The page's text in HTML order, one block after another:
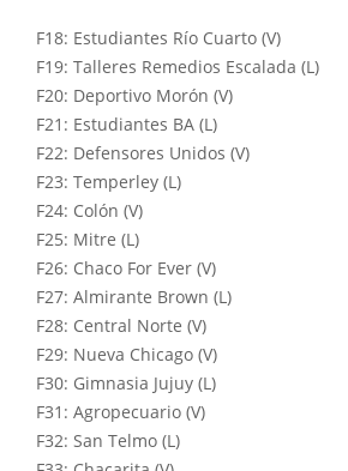
F18: Estudiantes Río Cuarto (V)
F19: Talleres Remedios Escalada (L)
F20: Deportivo Morón (V)
F21: Estudiantes BA (L)
F22: Defensores Unidos (V)
F23: Temperley (L)
F24: Colón (V)
F25: Mitre (L)
F26: Chaco For Ever (V)
F27: Almirante Brown (L)
F28: Central Norte (V)
F29: Nueva Chicago (V)
F30: Gimnasia Jujuy (L)
F31: Agropecuario (V)
F32: San Telmo (L)